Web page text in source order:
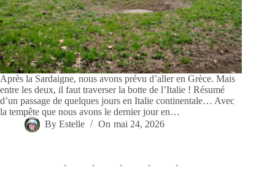
Après la Sardaigne, nous avons prévu d’aller en Grèce. Mais
entre les deux, il faut traverser la botte de l’Italie ! Résumé
d’un passage de quelques jours en Italie continentale… Avec
la tempête que nous avons le dernier jour en…
By Estelle On mai 24, 2026